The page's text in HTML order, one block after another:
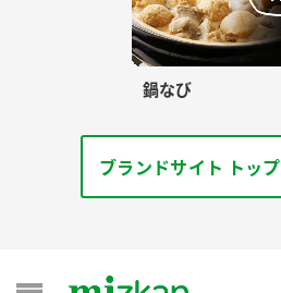
鍋なび
ブランドサイト トップ